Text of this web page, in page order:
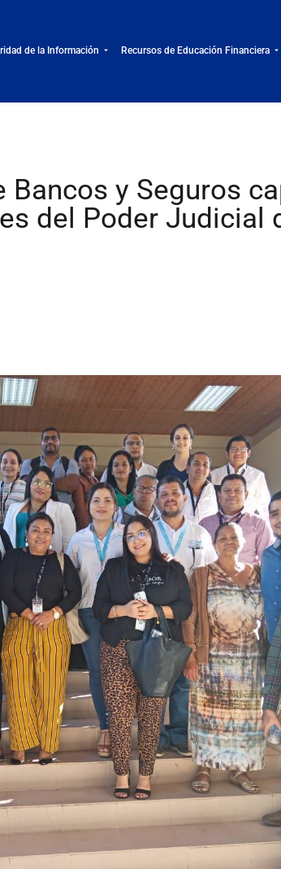
de la Información Recursos de Educación Financiera
y Seguros
del Poder Judicial